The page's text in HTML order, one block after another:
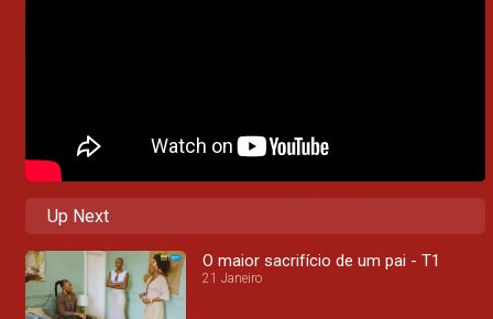
Up Next
O maior sacrifício de um pai - T1
21 Janeiro